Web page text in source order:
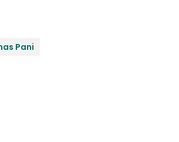
Pani